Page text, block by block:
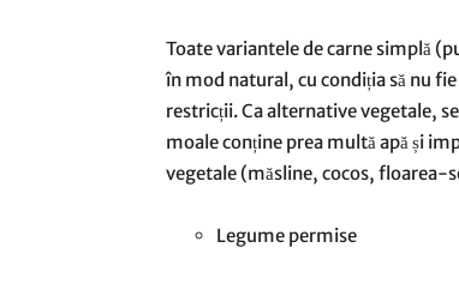
Toate variantele de carne simplă
în mod natural, cu condiția să nu
restricții. Ca alternative vegetale,
moale conține prea multă apă și
vegetale (măsline, cocos, floarea-
Legume permise